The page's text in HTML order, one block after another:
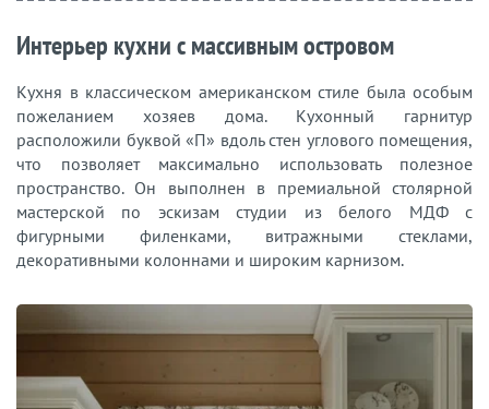
Интерьер кухни с массивным островом
Кухня в классическом американском стиле была особым
пожеланием хозяев дома. Кухонный гарнитур
расположили буквой «П» вдоль стен углового помещения,
что позволяет максимально использовать полезное
пространство. Он выполнен в премиальной столярной
мастерской по эскизам студии из белого МДФ с
фигурными филенками, витражными стеклами,
декоративными колоннами и широким карнизом.